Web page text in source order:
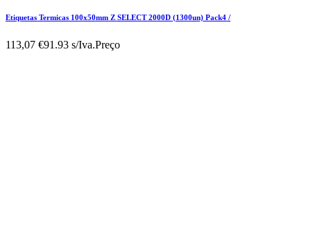
Etiquetas Termicas 100x50mm Z SELECT 2000D (1300un) Pack4 /
113,07 €91.93 s/Iva.Preço